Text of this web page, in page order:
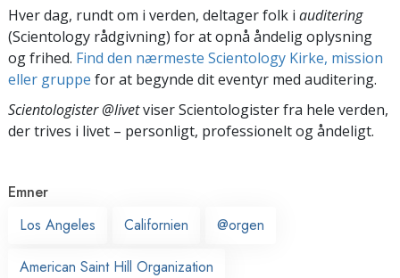
Hver dag, rundt om i verden, deltager folk i auditering
(Scientology rådgivning) for at opnå åndelig oplysning
og frihed. Find den nærmeste Scientology Kirke, mission
eller gruppe for at begynde dit eventyr med auditering.
Scientologister @livetviser Scientologister fra hele verden,
der trives i livet – personligt, professionelt og åndeligt.
Emner
Los Angeles
Californien @orgen
American Saint Hill Organization